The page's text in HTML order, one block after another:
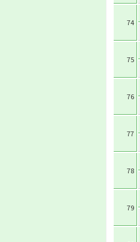
74
75
76
77
78
79